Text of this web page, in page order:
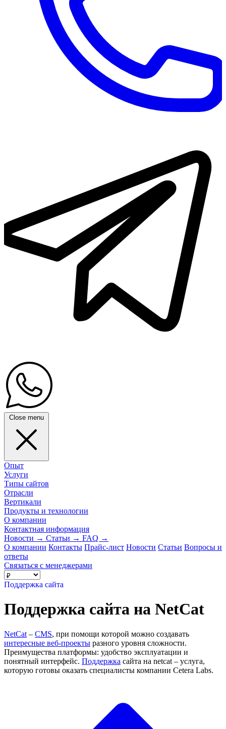
Close menu
Опыт
Услуги
Типы сайтов
Отрасли
Вертикали
Продукты и технологии
О компании
Контактная информация
Новости → Статьи → FAQ →
О компании Контакты Прайс-лист Новости Статьи Вопросы и
ответы
Связаться с менеджерами
Поддержка сайта
Поддержка сайта на NetCat
NetCat – CMS, при помощи которой можно создавать
интересные веб-проекты разного уровня сложности.
Преимущества платформы: удобство эксплуатации и
понятный интерфейс. Поддержка сайта на netcat – услуга,
которую готовы оказать специалисты компании Cetera Labs.